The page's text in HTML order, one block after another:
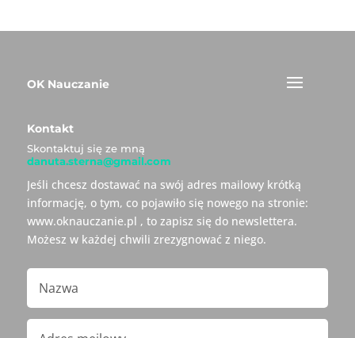
OK Nauczanie
Kontakt
Skontaktuj się ze mną
danuta.sterna@gmail.com
Jeśli chcesz dostawać na swój adres mailowy krótką
informację, o tym, co pojawiło się nowego na stronie:
www.oknauczanie.pl , to zapisz się do newslettera.
Możesz w każdej chwili zrezygnować z niego.